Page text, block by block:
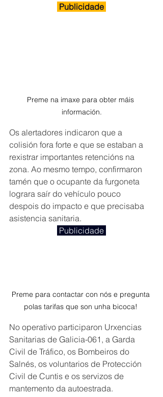
Publicidade
Preme na imaxe para obter máis
información.
Os alertadores indicaron que a
colisión fora forte e que se estaban a
rexistrar importantes retencións na
zona. Ao mesmo tempo, confirmaron
tamén que o ocupante da furgoneta
lograra saír do vehículo pouco
despois do impacto e que precisaba
asistencia sanitaria.
Publicidade
Preme para contactar con nós e pregunta
polas tarifas que son unha bicoca!
No operativo participaron Urxencias
Sanitarias de Galicia-061, a Garda
Civil de Tráfico, os Bombeiros do
Salnés, os voluntarios de Protección
Civil de Cuntis e os servizos de
mantemento da autoestrada.